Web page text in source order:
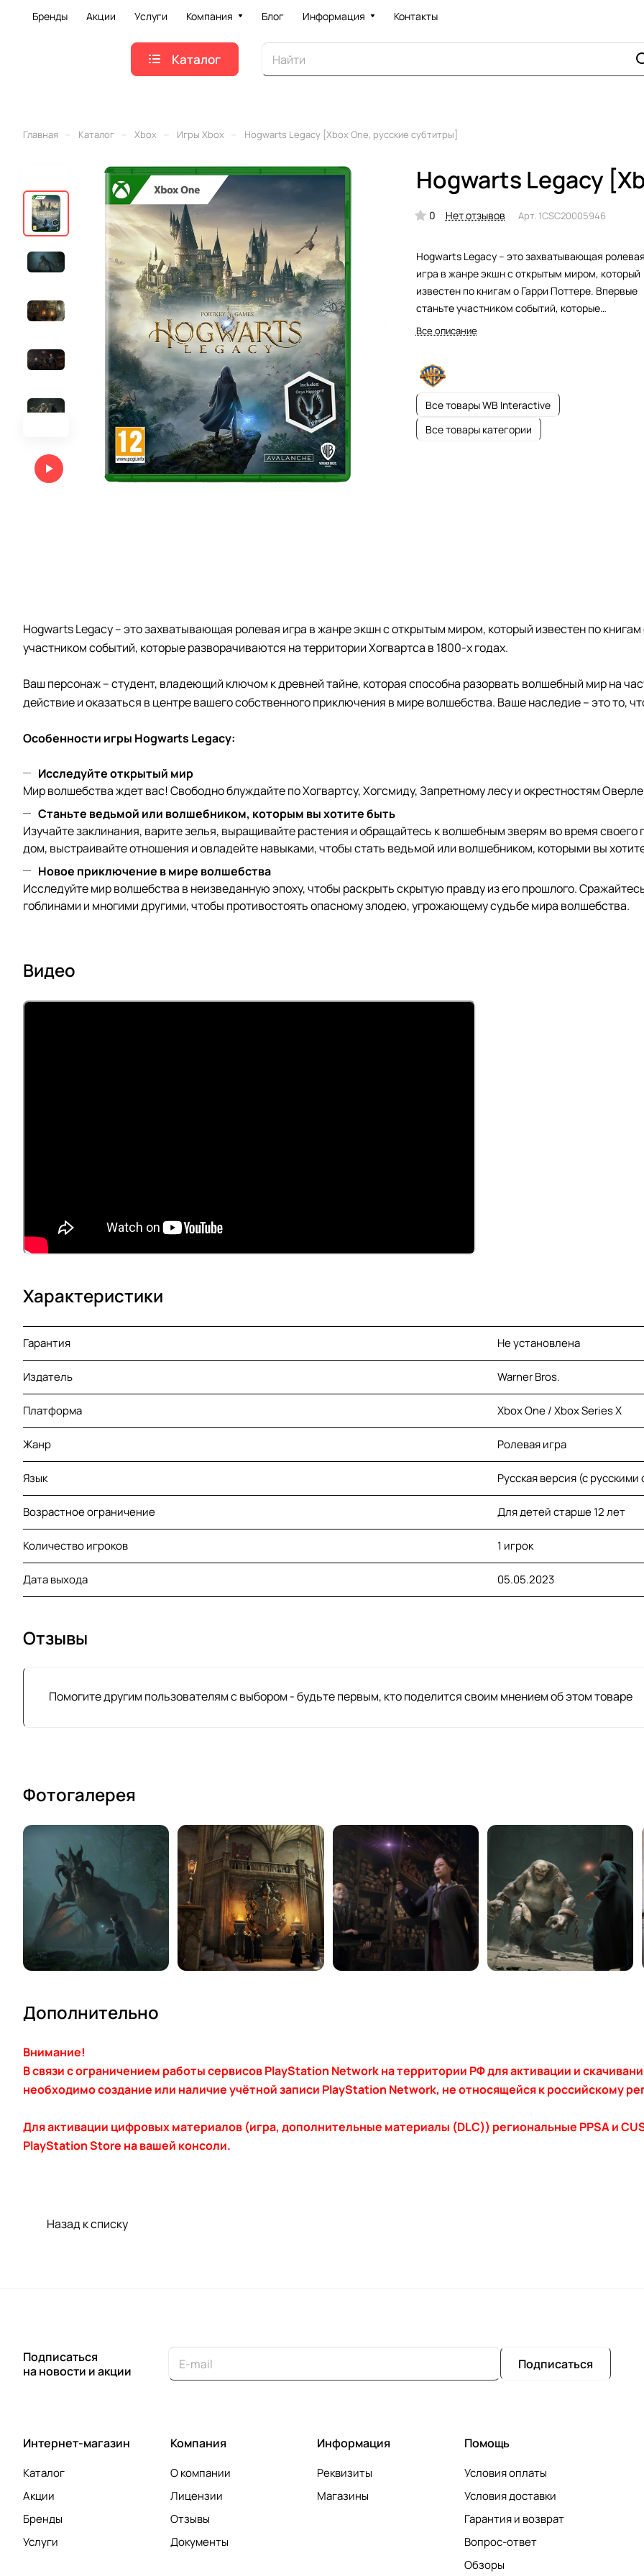
Бренды Акции Услуги Компания Блог Информация Контакты
Каталог
Главная Каталог Xbox Игры Xbox Hogwarts Legacy [Xbox One, русские субтитры]
Hogwarts Legacy
0 Нет отзывов Арт. 1CSC20005946
Hogwarts Legacy – это захватывающая ролевая
игра в жанре экшн с открытым миром, который
известен по книгам о Гарри Поттере. Впервые
станьте участником событий, которые
разворачиваются на территории Хогвартса в
Все описание
Все товары WB Interactive
Все товары категории
Hogwarts Legacy – это захватывающая ролевая игра в жанре экшн с открытым миром, который известен по
участником событий, которые разворачиваются на территории Хогвартса в 1800-х годах.
Ваш персонаж – студент, владеющий ключом к древней тайне, которая способна разорвать волшебный мир на
действие и оказаться в центре вашего собственного приключения в мире волшебства. Ваше наследие – это то,
Особенности игры Hogwarts Legacy:
Исследуйте открытый мир
Мир волшебства ждет вас! Свободно блуждайте по Хогвартсу, Хогсмиду, Запретному лесу и окрестностям
Станьте ведьмой или волшебником, которым вы хотите быть
Изучайте заклинания, варите зелья, выращивайте растения и обращайтесь к волшебным зверям во время
дом, выстраивайте отношения и овладейте навыками, чтобы стать ведьмой или волшебником, которыми вы
Новое приключение в мире волшебства
Исследуйте мир волшебства в неизведанную эпоху, чтобы раскрыть скрытую правду из его прошлого.
гоблинами и многими другими, чтобы противостоять опасному злодею, угрожающему судьбе мира волшебства.
Видео
Характеристики
Гарантия Не установлена
Издатель Warner Bros.
Платформа Xbox One / Xbox Series X
Жанр Ролевая игра
Язык Русская версия (с
Возрастное ограничение Для детей старше 12 лет
Количество игроков 1 игрок
Дата выхода 05.05.2023
Отзывы
Помогите другим пользователям с выбором - будьте первым, кто поделится своим мнением об этом товаре
Фотогалерея
Дополнительно
Внимание!
В связи с ограничением работы сервисов PlayStation Network на территории РФ для активации и
необходимо создание или наличие учётной записи PlayStation Network, не относящейся к российскому
Для активации цифровых материалов (игра, дополнительные материалы (DLC)) региональные PPSA и
PlayStation Store на вашей консоли.
Назад к списку
Подписаться
на новости и акции
Подписаться
Интернет-магазин
Каталог
Акции
Бренды
Услуги
Компания
О компании
Лицензии
Отзывы
Документы
Информация
Реквизиты
Магазины
Помощь
Условия оплаты
Условия доставки
Гарантия и возврат
Вопрос-ответ
Обзоры